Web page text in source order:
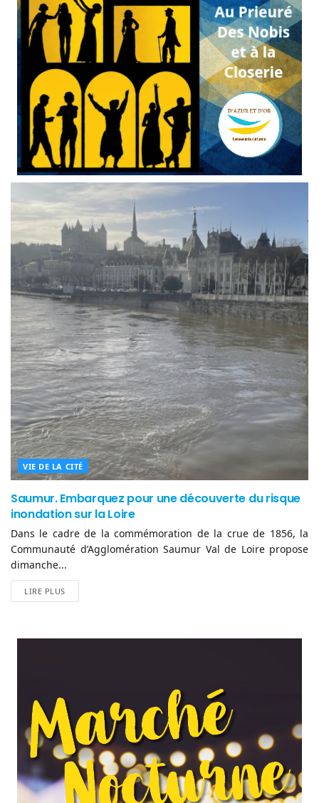
VIE DE LA CITÉ
Saumur. Embarquez pour une découverte du risque
inondation sur la Loire
Dans le cadre de la commémoration de la crue de 1856, la
Communauté d’Agglomération Saumur Val de Loire propose
dimanche...
LIRE PLUS